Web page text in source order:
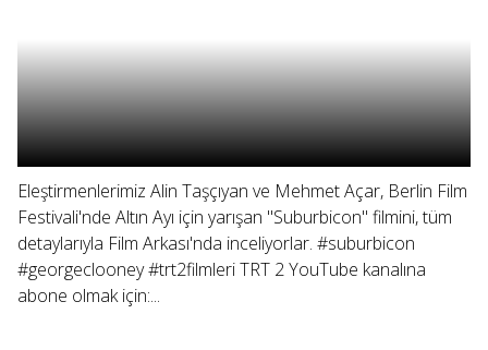
Eleştirmenlerimiz Alin Taşçıyan ve Mehmet Açar, Berlin Film
Festivali'nde Altın Ayı için yarışan "Suburbicon" filmini, tüm
detaylarıyla Film Arkası'nda inceliyorlar. #suburbicon
#georgeclooney #trt2filmleri TRT 2 YouTube kanalına
abone olmak için:...